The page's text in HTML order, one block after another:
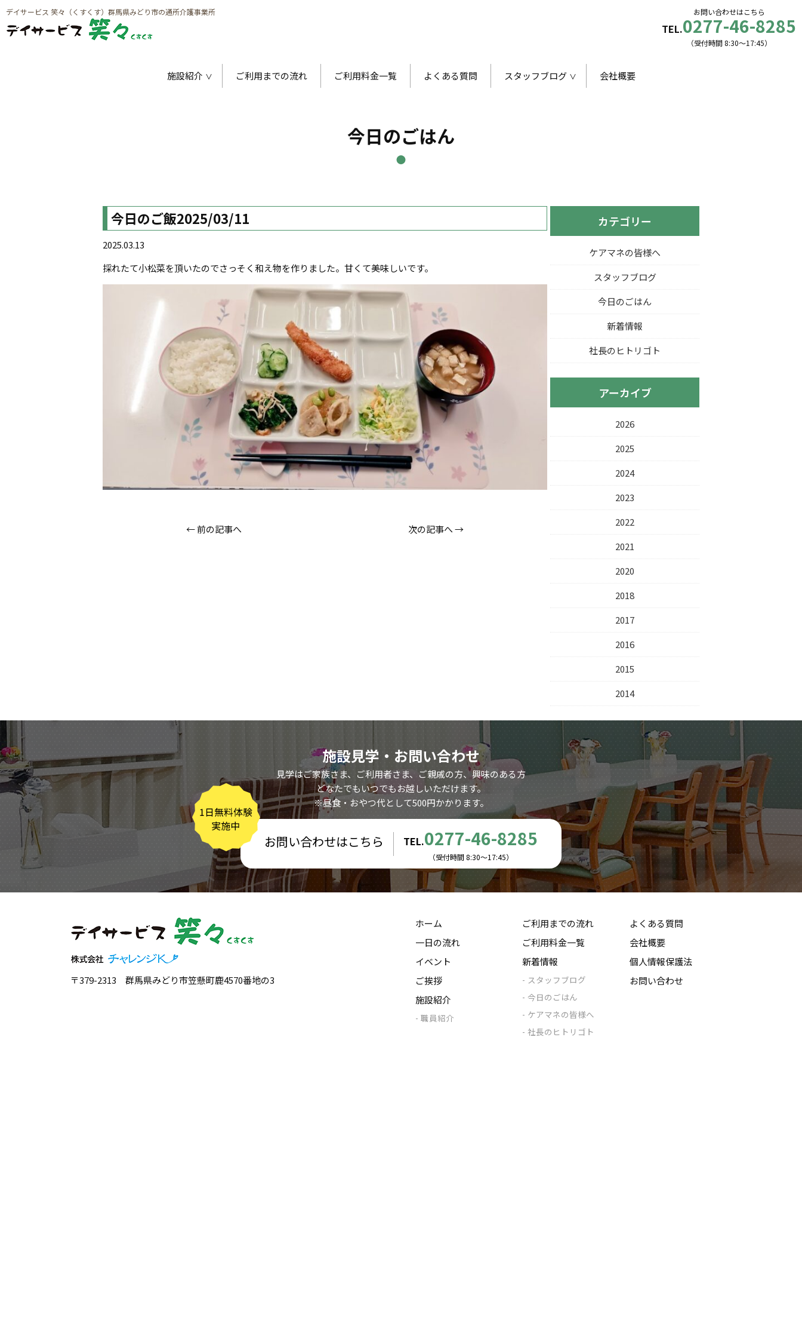
デイサービス 笑々（くすくす）群馬県みどり市の通所介護事業所 お問い合わせはこちら
TEL.0277-46-8285
（受付時間 8:30〜17:45）
施設紹介 ご利用までの流れ ご利用料金一覧 よくある質問 スタッフブログ 会社概要
今日のごはん
今日のご飯2025/03/11
2025.03.13
採れたて小松菜を頂いたのでさっそく和え物を作りました。甘くて美味しいです。
←前の記事へ 次の記事へ→
カテゴリー
ケアマネの皆様へ
スタッフブログ
今日のごはん
新着情報
社長のヒトリゴト
アーカイブ
2026
2025
2024
2023
2022
2021
2020
2018
2017
2016
2015
2014
施設見学・お問い合わせ
見学はご家族さま、ご利用者さま、ご親戚の方、興味のある方
どなたでもいつでもお越しいただけます。
※昼食・おやつ代として500円かかります。
お問い合わせはこちら TEL.0277-46-8285
（受付時間 8:30〜17:45）
〒379-2313 群馬県みどり市笠懸町鹿4570番地の3
ホーム
一日の流れ
イベント
ご挨拶
施設紹介
職員紹介
ご利用までの流れ
ご利用料金一覧
新着情報
スタッフブログ
今日のごはん
ケアマネの皆様へ
社長のヒトリゴト
よくある質問
会社概要
個人情報保護法
お問い合わせ